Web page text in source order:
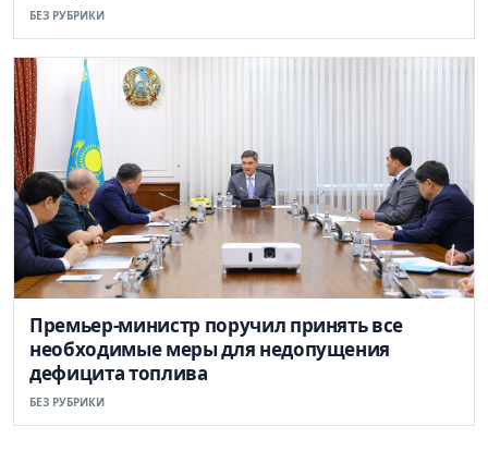
БЕЗ РУБРИКИ
Премьер-министр поручил принять все
необходимые меры для недопущения
дефицита топлива
БЕЗ РУБРИКИ